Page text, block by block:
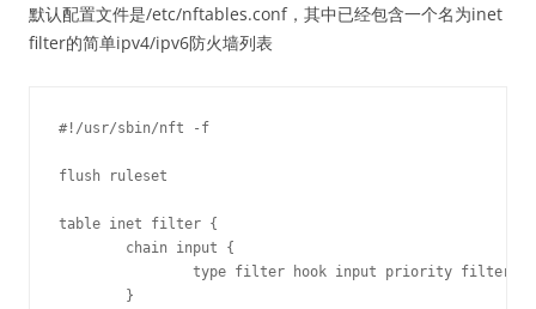
默认配置文件是/etc/nftables.conf，其中已经包含一个名为inet
filter的简单ipv4/ipv6防火墙列表
#!/usr/sbin/nft -f
flush ruleset
table inet filter {